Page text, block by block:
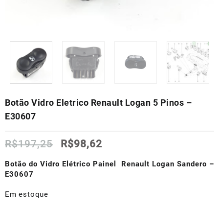
Botão Vidro Eletrico Renault Logan 5 Pinos –
E30607
R$197,25
O
original
R$98,62
atual
Botão do Vidro Elétrico Painel Renault Logan Sandero –
E30607
Em estoque